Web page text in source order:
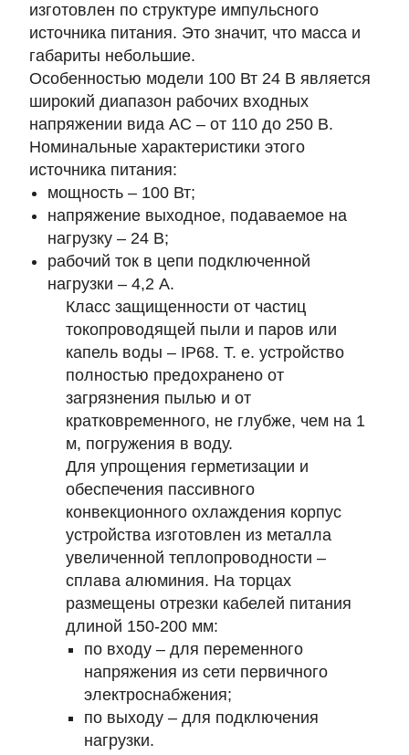
изготовлен по структуре импульсного
источника питания. Это значит, что масса и
габариты небольшие.
Особенностью модели 100 Вт 24 В является
широкий диапазон рабочих входных
напряжении вида AC – от 110 до 250 В.
Номинальные характеристики этого
источника питания:
мощность – 100 Вт;
напряжение выходное, подаваемое на
нагрузку – 24 В;
рабочий ток в цепи подключенной
нагрузки – 4,2 А.
Класс защищенности от частиц
токопроводящей пыли и паров или
капель воды – IP68. Т. е. устройство
полностью предохранено от
загрязнения пылью и от
кратковременного, не глубже, чем на 1
м, погружения в воду.
Для упрощения герметизации и
обеспечения пассивного
конвекционного охлаждения корпус
устройства изготовлен из металла
увеличенной теплопроводности –
сплава алюминия. На торцах
размещены отрезки кабелей питания
длиной 150-200 мм:
по входу – для переменного
напряжения из сети первичного
электроснабжения;
по выходу – для подключения
нагрузки.